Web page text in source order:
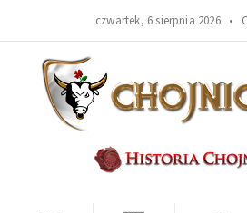
czwartek, 6 sierpnia 2026 •